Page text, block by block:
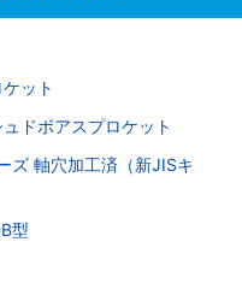
ット
ドボアスプロケット
ズ 軸穴加工済（新JISキ
型